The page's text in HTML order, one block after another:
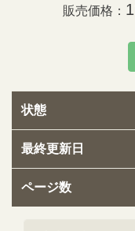
販売価格：
状態
最終更新日
ページ数